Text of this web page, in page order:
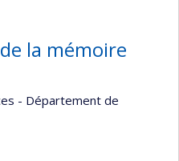
la mémoire
- Département de